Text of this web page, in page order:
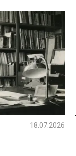
18.07.2026